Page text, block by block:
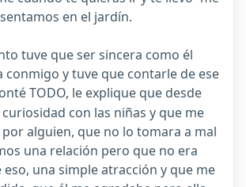
en el jardín.
tuve que ser sincera como él
conmigo y tuve que contarle de ese
TODO, le explique que desde
con las niñas y que me
alguien, que no lo tomara a mal
una relación pero que no era
eso, una simple atracción y que me